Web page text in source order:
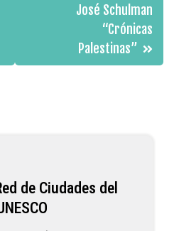
José Schulman
“Crónicas
Palestinas”
de Ciudades del